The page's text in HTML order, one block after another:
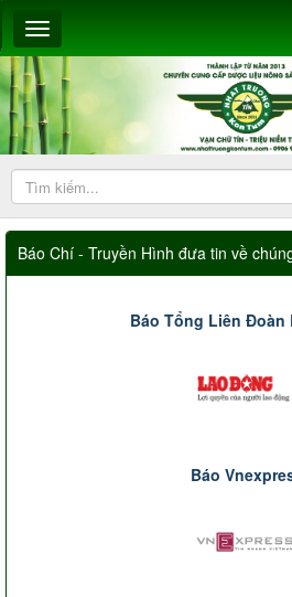
Báo Chí - Truyền Hình đưa tin về
Báo Tổng Liên Đoàn
Báo